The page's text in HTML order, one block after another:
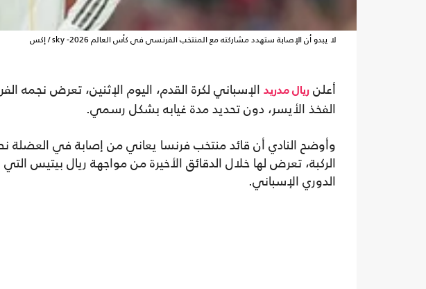
لا يبدو أن الإصابة ستهدد مشاركته مع المنتخب الفرنسي في كأس العالم 2026- sky / إكس
أعلن ريال مدريد الإسباني لكرة القدم، اليوم الإثنين، تعرض نجمه
الفخذ الأيسر، دون تحديد مدة غيابه بشكل رسمي.
وأوضح النادي أن قائد منتخب فرنسا يعاني من إصابة في
الدوري الإسباني.